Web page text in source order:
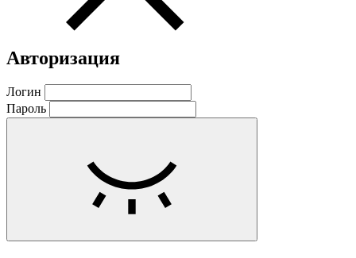
Авторизация
Логин
Пароль